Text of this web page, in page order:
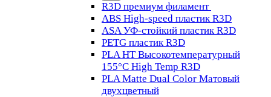
R3D премиум филамент
ABS High-speed пластик R3D
ASA УФ-стойкий пластик R3D
PETG пластик R3D
PLA HT Высокотемпературный
155°C High Temp R3D
PLA Matte Dual Color Матовый
двухцветный